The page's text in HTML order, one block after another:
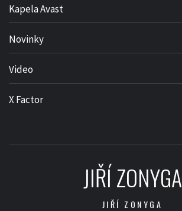
Kapela Avast
Novinky
Video
X Factor
JIŘÍ ZONYGA
JIŘÍ ZONYGA